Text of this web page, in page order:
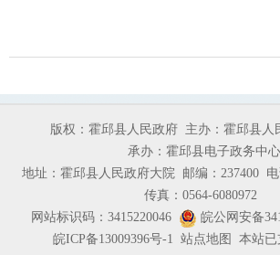
版权：霍邱县人民政府 主办：霍邱县人
承办：霍邱县电子政务中心
地址：霍邱县人民政府大院 邮编：237400
传真：0564-6080972
网站标识码：3415220046
皖公网安备
皖ICP备13009396号-1 站点地图 本站已